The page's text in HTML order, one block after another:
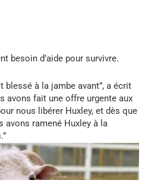
besoin d’aide pour survivre.
blessé à la jambe avant”, a écrit
avons fait une offre urgente aux
nous libérer Huxley, et dès que
avons ramené Huxley à la